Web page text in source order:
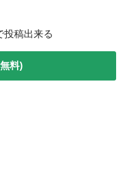
投稿出来る
料)